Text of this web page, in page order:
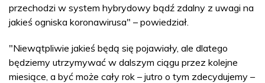
przechodzi w system hybrydowy bądź zdalny z uwagi na
jakieś ogniska koronawirusa" – powiedział.
"Niewątpliwie jakieś będą się pojawiały, ale dlatego
będziemy utrzymywać w dalszym ciągu przez kolejne
miesiące, a być może cały rok – jutro o tym zdecydujemy –